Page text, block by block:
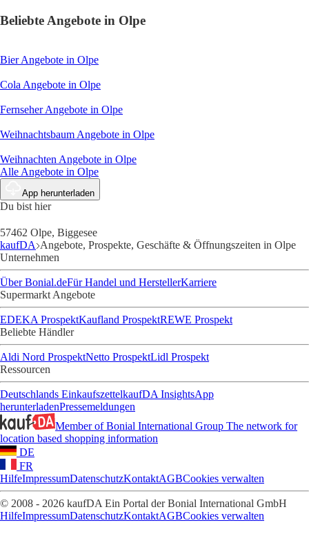
Beliebte Angebote in Olpe
BierAngebote in Olpe
Cola Angebote in Olpe
FernseherAngebote in Olpe
Weihnachtsbaum Angebote in Olpe
Weihnachten Angebote in Olpe
Alle Angebote in Olpe
App herunterladen
Du bist hier
57462 Olpe, Biggesee
kaufDA Angebote, Prospekte, Geschäfte & Öffnungszeiten in Olpe
Unternehmen
Über Bonial.deFür Handel und HerstellerKarriere
Supermarkt Angebote
EDEKA ProspektKaufland ProspektREWE Prospekt
Beliebte Händler
Aldi Nord ProspektNetto ProspektLidl Prospekt
Ressourcen
Deutschlands EinkaufszettelkaufDA InsightsApp
herunterladenPressemeldungen
Member of Bonial International Group The network for
location based shopping information
DE
FR
HilfeImpressumDatenschutzKontaktAGBCookies verwalten
© 2008 - 2026 kaufDA Ein Portal der Bonial International GmbH
HilfeImpressumDatenschutzKontaktAGBCookies verwalten